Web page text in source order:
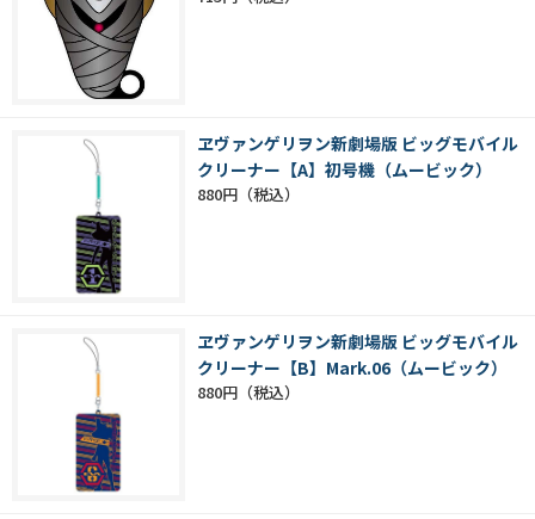
ヱヴァンゲリヲン新劇場版 ビッグモバイル
クリーナー【A】初号機（ムービック）
880円
ヱヴァンゲリヲン新劇場版 ビッグモバイル
クリーナー【B】Mark.06（ムービック）
880円